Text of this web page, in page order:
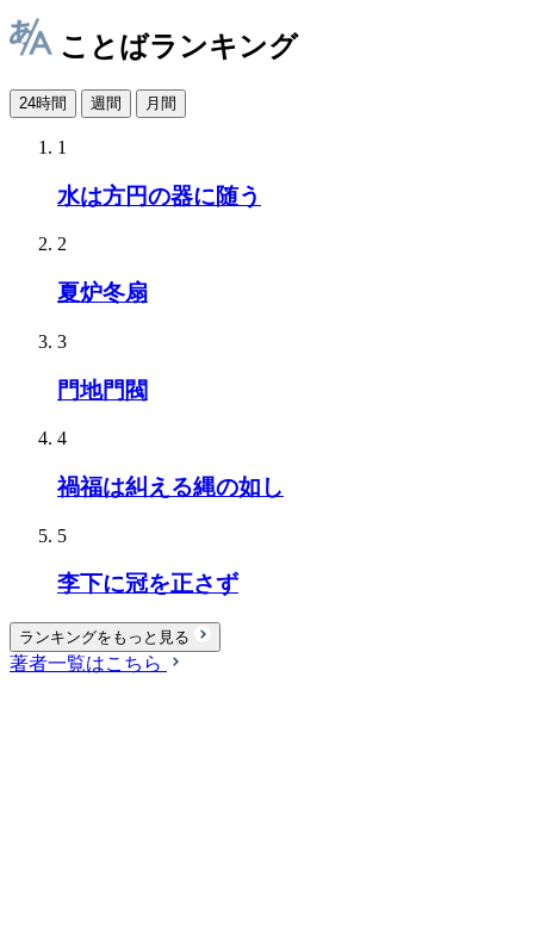
ことばランキング
24時間 週間 月間
1
水は方円の器に随う
2
夏炉冬扇
3
門地門閥
4
禍福は糾える縄の如し
5
李下に冠を正さず
ランキングをもっと見る
著者一覧はこちら